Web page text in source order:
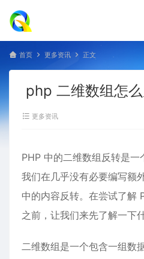
首页 更多资讯 正文
php 二维数组怎
更多资讯
PHP 中的二维数组反转是
我们在几乎没有必要编写额
中的内容反转。在尝试了解
之前，让我们来先了解一下
二维数组是一个包含一组数